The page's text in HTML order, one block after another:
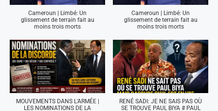
Cameroun | Limbé: Un
glissement de terrain fait au
moins trois morts
Cameroun | Limbé: Un
glissement de terrain fait au
moins trois morts
MOUVEMENTS DANS L'ARMÉE |
LES NOMINATIONS DE LA
RENÉ SADI: JE NE SAIS PAS OÙ
SE TROUVE PAUL BIYA # PAUL